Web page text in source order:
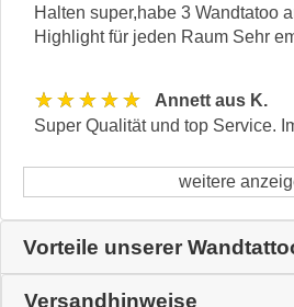
Halten super,habe 3 Wandtatoo
Highlight für jeden Raum Sehr
★★★★★
Annett aus K.
Super Qualität und top Service.
weitere
Vorteile unserer
Versandhinweise